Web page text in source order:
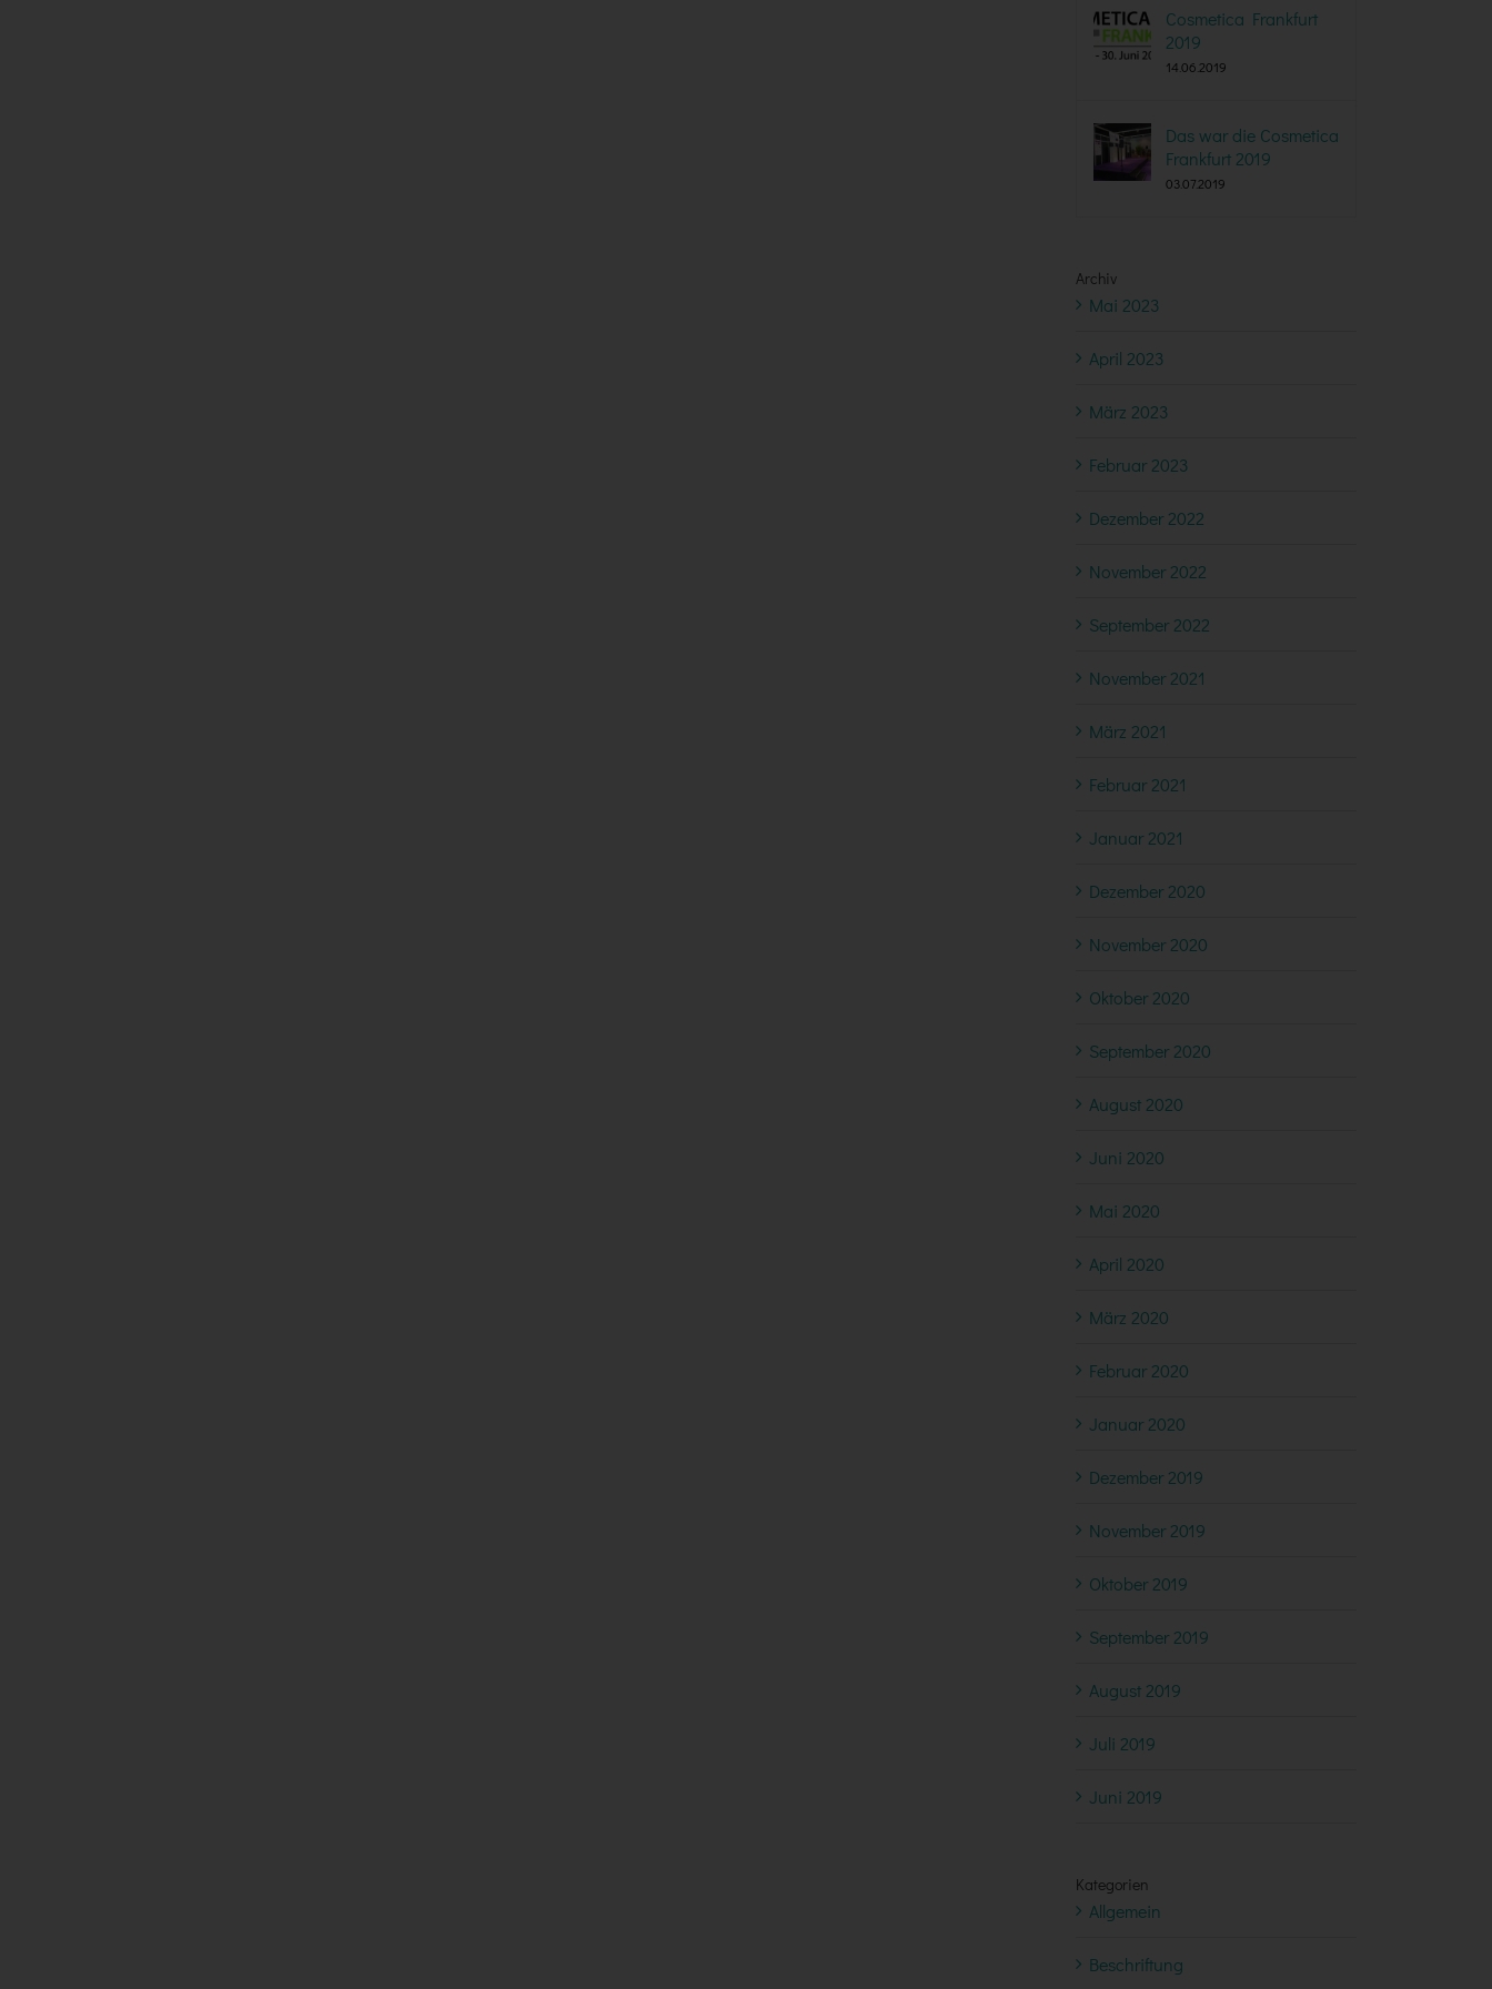
Cosmetica Frankfurt
2019
14.06.2019
Das war die Cosmetica
Frankfurt 2019
03.07.2019
Archiv
Mai 2023
April 2023
März 2023
Februar 2023
Dezember 2022
November 2022
September 2022
November 2021
März 2021
Februar 2021
Januar 2021
Dezember 2020
November 2020
Oktober 2020
September 2020
August 2020
Juni 2020
Mai 2020
April 2020
März 2020
Februar 2020
Januar 2020
Dezember 2019
November 2019
Oktober 2019
September 2019
August 2019
Juli 2019
Juni 2019
Kategorien
Allgemein
Beschriftung